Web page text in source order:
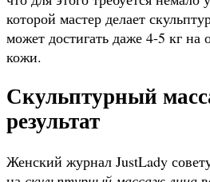
которой мастер делает
может достигать даже 4-5 кг на
кожи.
Скульптурный
результат
Женский журнал JustLady